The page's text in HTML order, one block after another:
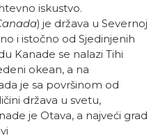
iskustvo.
) je država u Severnoj
i istočno od Sjedinjenih
Kanade se nalazi Tihi
okean, a na
je sa površinom od
država u svetu,
je Otava, a najveći grad